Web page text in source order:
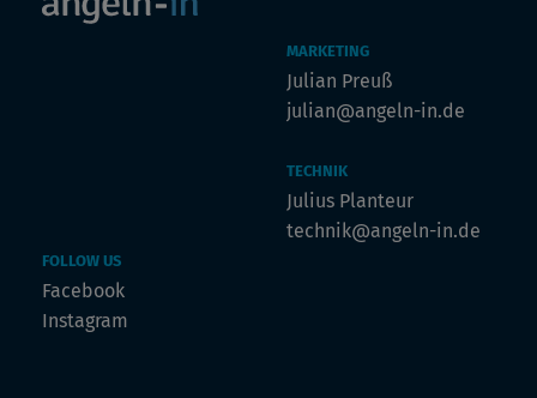
MARKETING
Julian Preuß
julian@angeln-in.de
TECHNIK
Julius Planteur
technik@angeln-in.de
FOLLOW US
Facebook
Instagram